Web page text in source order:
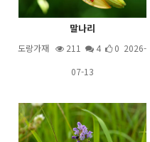
말나리
도랑가재 211 4
0 2026-
07-13